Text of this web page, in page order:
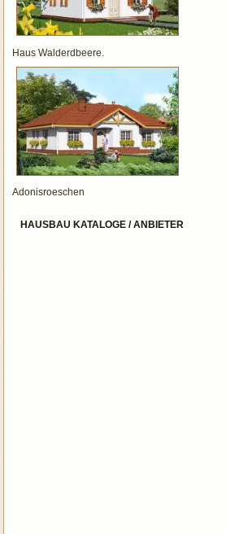
Haus Walderdbeere.
Adonisroeschen
HAUSBAU KATALOGE / ANBIETER